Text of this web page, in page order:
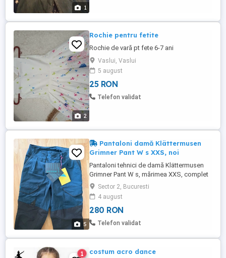
1
2
Rochie pentru fetite
Rochie de vară pt fete 6-7 ani
Vaslui, Vaslui
5 august
25 RON
Telefon validat
5
Pantaloni damă Klättermusen
Grimner Pant W s XXS, noi
Pantaloni tehnici de damă Klättermusen
Grimner Pant W s, mărimea XXS, complet
noi și nepurtați, cu etichetele originale.
Model premium conceput pentru drumeții,
trekking, activități outdoor și utilizare în
sezoanele primăvară, vară și toamnă.
Detalii: * model: Grimner Pant W s; *
Sector 2, Bucuresti
4 august
280 RON
Telefon validat
1 costum acro dance